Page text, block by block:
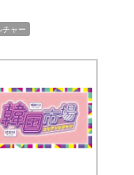
チャー